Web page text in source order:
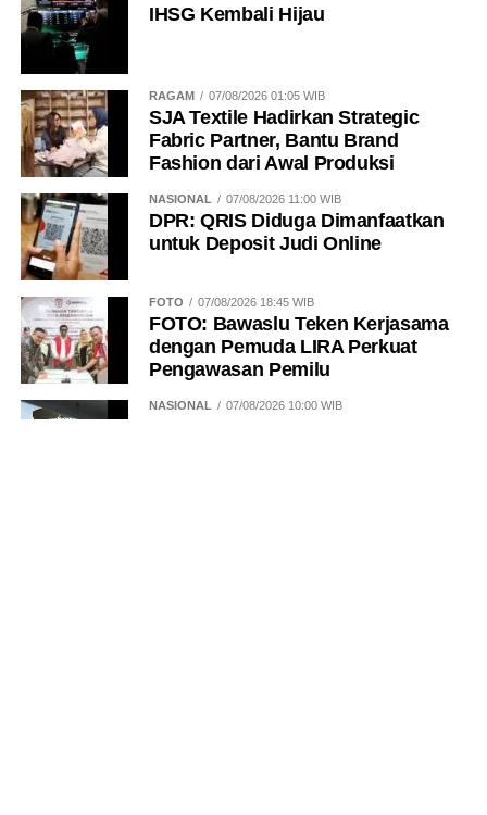
IHSG Kembali Hijau
RAGAM 07/08/2026 01:05 WIB
SJA Textile Hadirkan Strategic
Fabric Partner, Bantu Brand
Fashion dari Awal Produksi
NASIONAL 07/08/2026 11:00 WIB
DPR: QRIS Diduga Dimanfaatkan
untuk Deposit Judi Online
FOTO 07/08/2026 18:45 WIB
FOTO: Bawaslu Teken Kerjasama
dengan Pemuda LIRA Perkuat
Pengawasan Pemilu
NASIONAL 07/08/2026 10:00 WIB